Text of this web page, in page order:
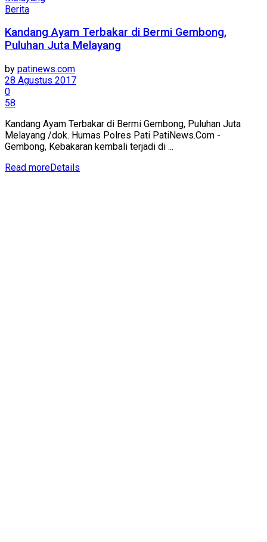
Berita
Kandang Ayam Terbakar di Bermi Gembong,
Puluhan Juta Melayang
by patinews.com
28 Agustus 2017
0
58
Kandang Ayam Terbakar di Bermi Gembong, Puluhan Juta
Melayang /dok. Humas Polres Pati PatiNews.Com -
Gembong, Kebakaran kembali terjadi di ...
Read moreDetails